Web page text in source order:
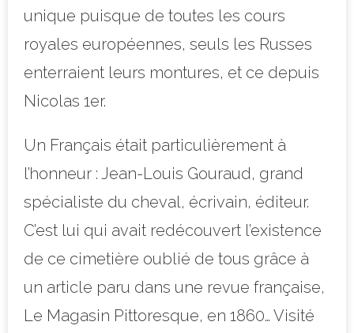
unique puisque de toutes les cours
royales européennes, seuls les Russes
enterraient leurs montures, et ce depuis
Nicolas 1er.
Un Français était particulièrement à
l’honneur : Jean-Louis Gouraud, grand
spécialiste du cheval, écrivain, éditeur.
C’est lui qui avait redécouvert l’existence
de ce cimetière oublié de tous grâce à
un article paru dans une revue française,
Le Magasin Pittoresque, en 1860… Visité